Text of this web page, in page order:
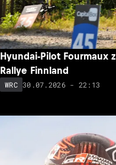
Hyundai-Pilot Fourmaux
Rallye Finnland
WRC 30.07.2026 - 22:13